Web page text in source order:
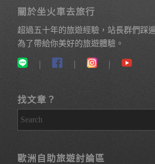
關於坐火車去旅行
超過五十年的旅遊經驗，站長群們踩
為了帶給你美好的旅遊體驗。
｜ ｜
找文章？
歐洲自助旅遊討論區